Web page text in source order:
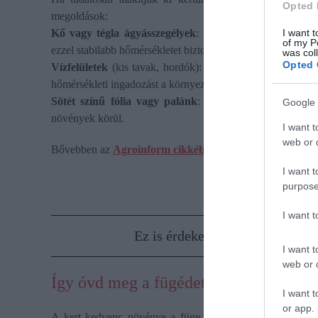
Opted
I want
of my
was
Opted
Google
I want
web or
I want
I want
I want
web or
I want
or app.
megoldások:
Kő vagy tégla ágyásszegélyek: Ezek napközben
ezzel stabilabb hőmérsékletet biztosítanak.
Vízfelületek (kis tavak, hordók): A víz hőtehetetlensége
hőmérsékleti ingadozást a környezetében.
Sötét színű fólia vagy palánk: Az ilyen anyagok
növények körül.
Bővebben az Agroinform cikkében
Ez is érdekelhet!
Így óvd meg a fügédet a fagyoktól